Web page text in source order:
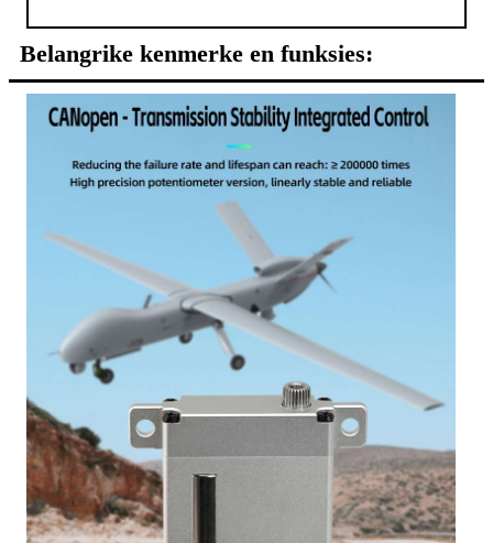
Belangrike kenmerke en funksies: